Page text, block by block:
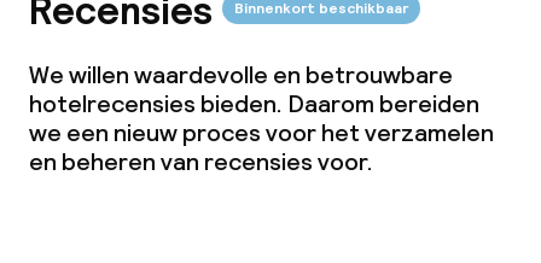
Recensies Binnenkort beschikbaar
We willen waardevolle en betrouwbare
hotelrecensies bieden. Daarom bereiden
we een nieuw proces voor het verzamelen
en beheren van recensies voor.